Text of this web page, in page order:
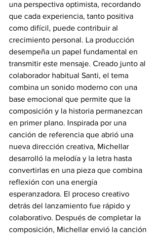
una perspectiva optimista, recordando
que cada experiencia, tanto positiva
como difícil, puede contribuir al
crecimiento personal. La producción
desempeña un papel fundamental en
transmitir este mensaje. Creado junto al
colaborador habitual Santi, el tema
combina un sonido moderno con una
base emocional que permite que la
composición y la historia permanezcan
en primer plano. Inspirada por una
canción de referencia que abrió una
nueva dirección creativa, Michellar
desarrolló la melodía y la letra hasta
convertirlas en una pieza que combina
reflexión con una energía
esperanzadora. El proceso creativo
detrás del lanzamiento fue rápido y
colaborativo. Después de completar la
composición, Michellar envió la canción